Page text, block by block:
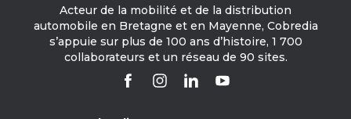
Acteur de la mobilité et de la distribution
automobile en Bretagne et en Mayenne, Cobredia
s’appuie sur plus de 100 ans d’histoire, 1 700
collaborateurs et un réseau de 90 sites.